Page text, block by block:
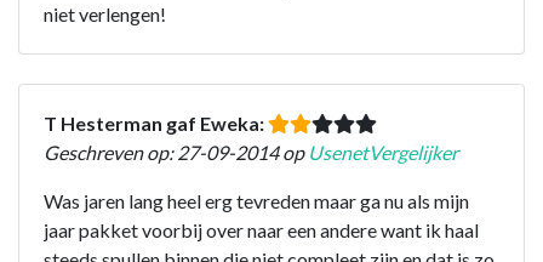
niet verlengen!
T Hesterman gaf Eweka:
Geschreven op: 27-09-2014 op UsenetVergelijker
Was jaren lang heel erg tevreden maar ga nu als mijn
jaar pakket voorbij over naar een andere want ik haal